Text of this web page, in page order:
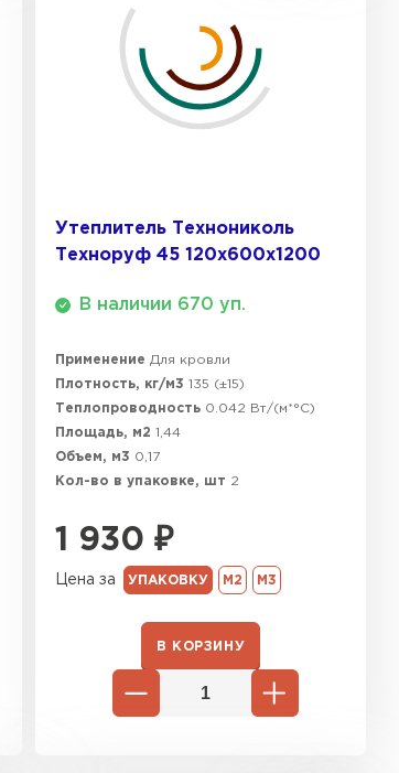
Утеплитель Технониколь
Техноруф 45 120х600х1200
В наличии 670 уп.
Применение Для кровли
Плотность, кг/м3 135 (±15)
Теплопроводность 0.042 Вт/(м*°C)
Площадь, м2 1,44
Объем, м3 0,17
Кол-во в упаковке, шт 2
1 930 ₽
Цена за УПАКОВКУ М2 М3
В КОРЗИНУ